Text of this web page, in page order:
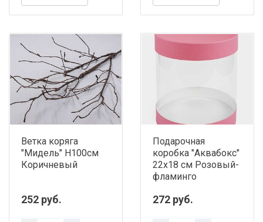
Ветка коряга
"Мидель" H100см
Коричневый
252 руб.
Подарочная
коробка "Аквабокс"
22х18 см Розовый-
фламинго
272 руб.